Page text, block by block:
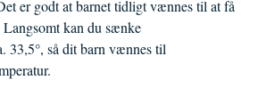
er godt at barnet tidligt vænnes til at få
Langsomt kan du sænke
33,5°, så dit barn vænnes til